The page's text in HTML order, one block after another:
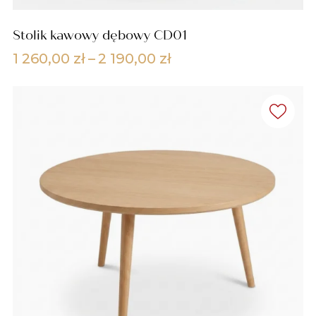
Stolik kawowy dębowy CD01
1 260,00 zł– 2 190,00 złZakres
190,00 zł